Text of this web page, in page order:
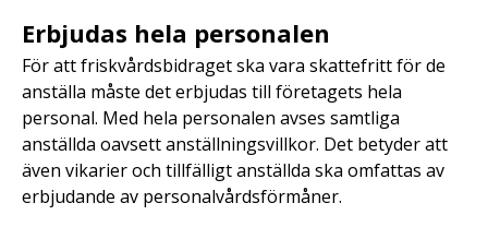
Erbjudas hela personalen
För att friskvårdsbidraget ska vara skattefritt för de
anställa måste det erbjudas till företagets hela
personal. Med hela personalen avses samtliga
anställda oavsett anställningsvillkor. Det betyder att
även vikarier och tillfälligt anställda ska omfattas av
erbjudande av personalvårdsförmåner.